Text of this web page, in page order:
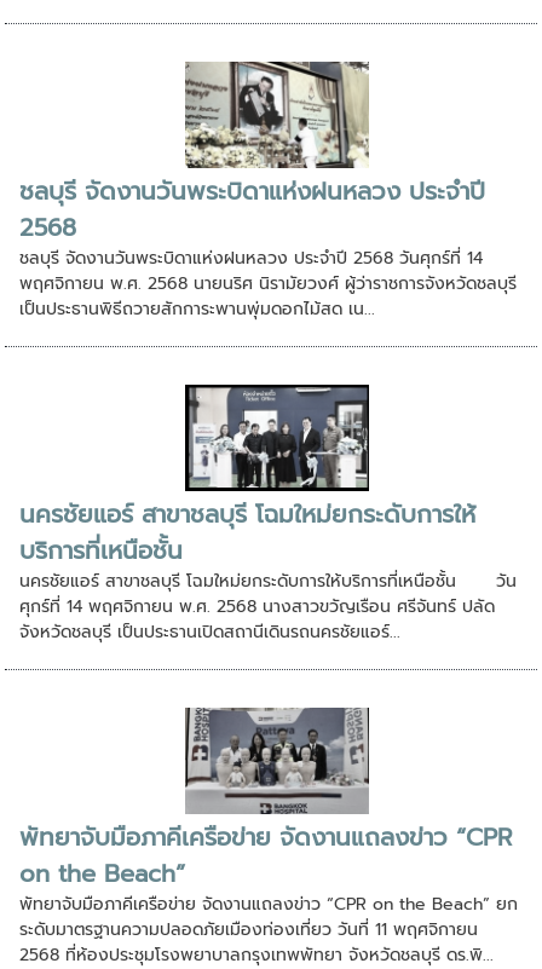
ชลบุรี จัดงานวันพระบิดาแห่งฝนหลวง ประจำปี
2568
ชลบุรี จัดงานวันพระบิดาแห่งฝนหลวง ประจำปี 2568 วันศุกร์ที่ 14
พฤศจิกายน พ.ศ. 2568 นายนริศ นิรามัยวงศ์ ผู้ว่าราชการจังหวัดชลบุรี
เป็นประธานพิธีถวายสักการะพานพุ่มดอกไม้สด เน...
นครชัยแอร์ สาขาชลบุรี โฉมใหม่ยกระดับการให้
บริการที่เหนือชั้น
นครชัยแอร์ สาขาชลบุรี โฉมใหม่ยกระดับการให้บริการที่เหนือชั้น วัน
ศุกร์ที่ 14 พฤศจิกายน พ.ศ. 2568 นางสาวขวัญเรือน ศรีจันทร์ ปลัด
จังหวัดชลบุรี เป็นประธานเปิดสถานีเดินรถนครชัยแอร์...
พัทยาจับมือภาคีเครือข่าย จัดงานแถลงข่าว “CPR
on the Beach”
พัทยาจับมือภาคีเครือข่าย จัดงานแถลงข่าว “CPR on the Beach” ยก
ระดับมาตรฐานความปลอดภัยเมืองท่องเที่ยว วันที่ 11 พฤศจิกายน
2568 ที่ห้องประชุมโรงพยาบาลกรุงเทพพัทยา จังหวัดชลบุรี ดร.พิ...